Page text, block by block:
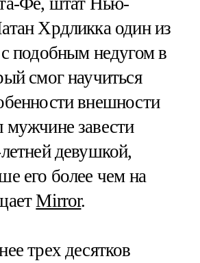
Хрдликка один из
подобным недугом в
смог научиться
внешности
завести
девушкой,
его более чем на
Mirror.
трех десятков